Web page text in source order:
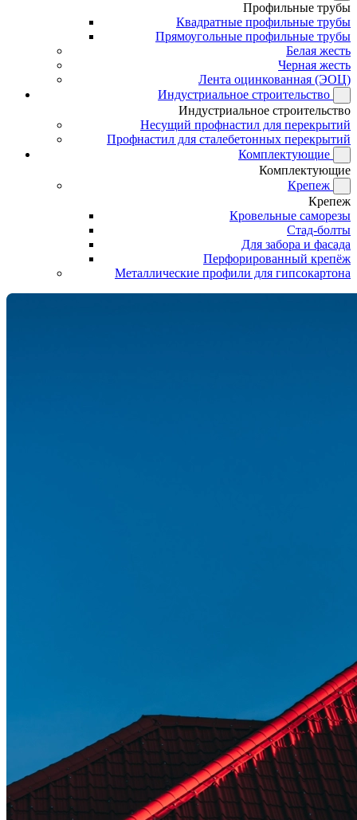
Профильные трубы
Квадратные профильные трубы
Прямоугольные профильные трубы
Белая жесть
Черная жесть
Лента оцинкованная (ЭОЦ)
Индустриальное строительство
Индустриальное строительство
Несущий профнастил для перекрытий
Профнастил для сталебетонных перекрытий
Комплектующие
Комплектующие
Крепеж
Крепеж
Кровельные саморезы
Стад-болты
Для забора и фасада
Перфорированный крепёж
Металлические профили для гипсокартона